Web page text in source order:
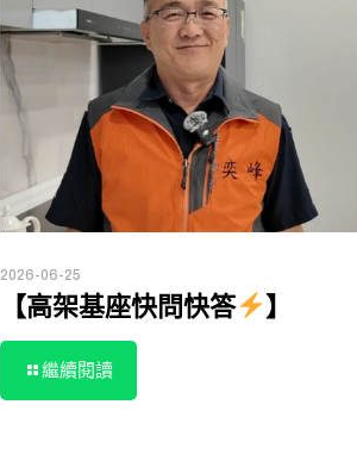
2026-06-25
【高架基座快問快答 】
繼續閱讀